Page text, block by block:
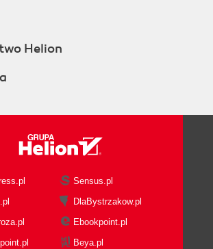
Helion
Sensus.pl
DlaBystrzakow.pl
Ebookpoint.pl
Beya.pl